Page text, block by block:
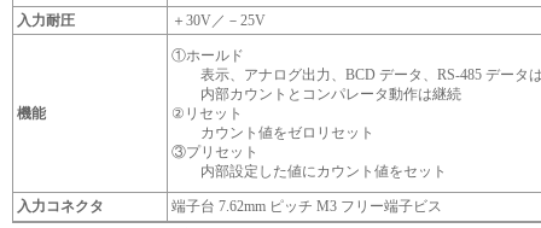
入力耐圧
＋30V／－25V
機能
①ホールド
表示、アナログ出力、BCD データ、RS-485 データ
内部カウントとコンパレータ動作は継続
②リセット
カウント値をゼロリセット
③プリセット
内部設定した値にカウント値をセット
入力コネクタ 端子台 7.62mm ピッチ M3 フリー端子ビス